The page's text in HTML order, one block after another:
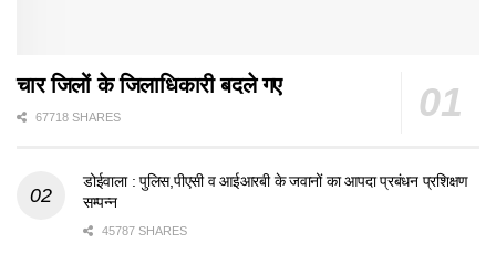
चार जिलों के जिलाधिकारी बदले गए
67718 SHARES
डोईवाला : पुलिस,पीएसी व आईआरबी के जवानों का आपदा प्रबंधन प्रशिक्षण
सम्पन्न
45787 SHARES